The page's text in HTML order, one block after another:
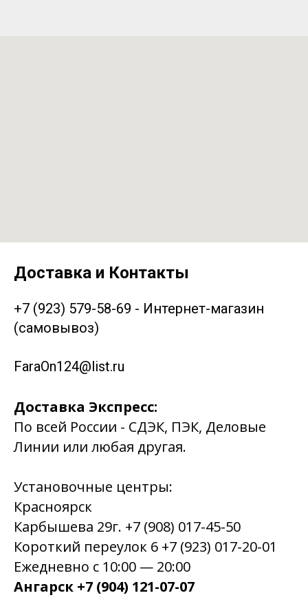
Доставка и Контакты
+7 (923) 579-58-69 - Интернет-магазин
(самовывоз)
FaraOn124@list.ru
Доставка Экспресс:
По всей России - СДЭК, ПЭК, Деловые
Линии или любая другая.
Установочные центры:
Красноярск
Карбышева 29г. +7 (908) 017-45-50
Короткий переулок 6 +7 (923) 017-20-01
Ежедневно с 10:00 — 20:00
Ангарск +7 (904) 121-07-07